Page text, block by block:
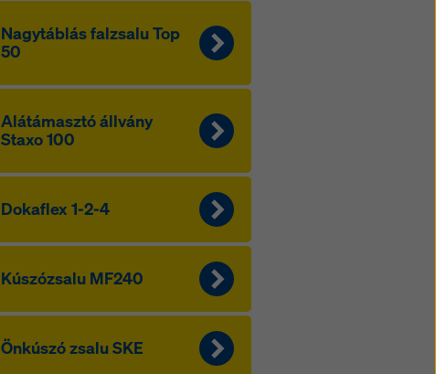
Nagytáblás falzsalu Top
50
Alátámasztó állvány
Staxo 100
Dokaflex 1-2-4
Kúszózsalu MF240
Önkúszó zsalu SKE